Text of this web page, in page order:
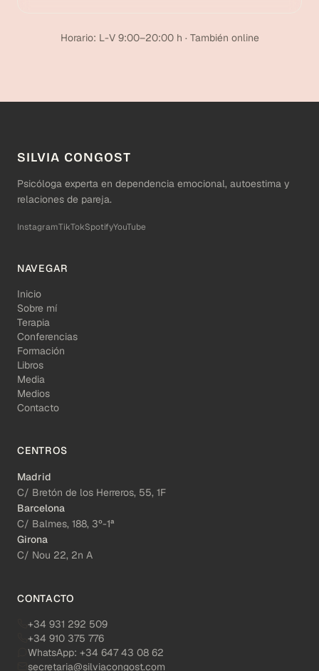
Horario: L-V 9:00–20:00 h · También online
SILVIA CONGOST
Psicóloga experta en dependencia emocional, autoestima y
relaciones de pareja.
InstagramTikTokSpotifyYouTube
NAVEGAR
Inicio
Sobre mí
Terapia
Conferencias
Formación
Libros
Media
Medios
Contacto
CENTROS
Madrid
C/ Bretón de los Herreros, 55, 1F
Barcelona
C/ Balmes, 188, 3º-1ª
Girona
C/ Nou 22, 2n A
CONTACTO
+34 931 292 509
+34 910 375 776
WhatsApp: +34 647 43 08 62
secretaria@silviacongost.com